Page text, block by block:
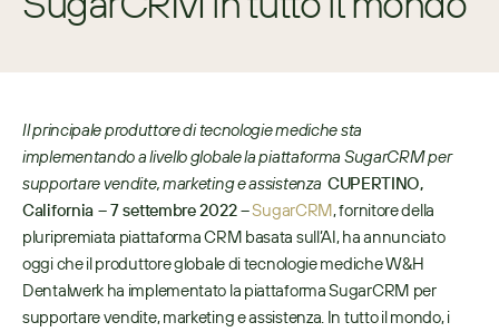
Il principale produttore di tecnologie mediche sta
implementando a livello globale la piattaforma SugarCRM per
supportare vendite, marketing e assistenza CUPERTINO,
California – 7 settembre 2022 –SugarCRM, fornitore della
pluripremiata piattaforma CRM basata sull’AI, ha annunciato
oggi che il produttore globale di tecnologie mediche W&H
Dentalwerk ha implementato la piattaforma SugarCRM per
supportare vendite, marketing e assistenza. In tutto il mondo, i